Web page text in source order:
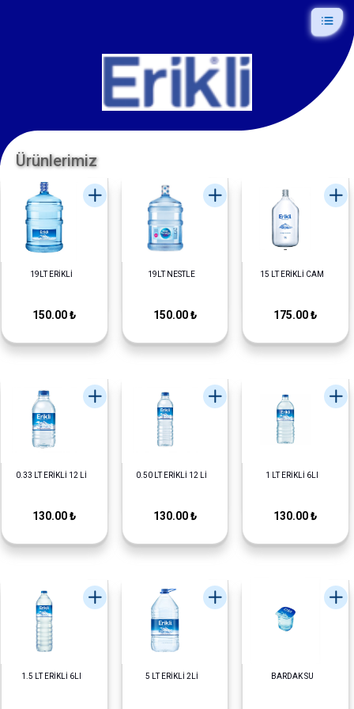
Ürünlerimiz
19LT ERİKLİ
150.00 ₺
19LT NESTLE
150.00 ₺
15 LT ERİKLİ CAM
175.00 ₺
0.33 LT ERİKLİ 12 Lİ
130.00 ₺
0.50 LT ERİKLİ 12 Lİ
130.00 ₺
1 LT ERİKLİ 6LI
130.00 ₺
1.5 LT ERİKLİ 6LI 5 LT ERİKLİ 2Lİ BARDAK SU